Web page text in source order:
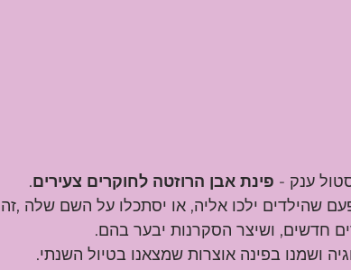
ענק - פינת אבן הרוזטה לחוקרים צעירים.
שהילדים ילכו אליה, או יסתכלו על השם שלה ,זה
חדשים, ושיצר הסקרנות יבער בהם.
ושמנו בפינה אוצרות שמצאנו בטיול השנתי.